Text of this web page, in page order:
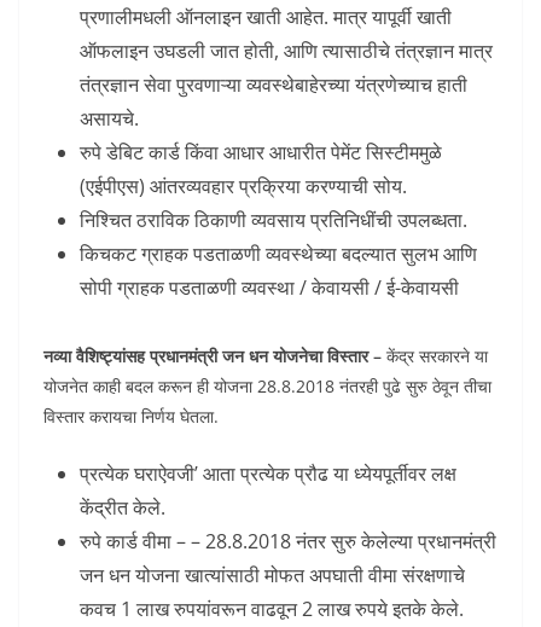
प्रणालीमधली ऑनलाइन खाती आहेत. मात्र यापूर्वी खाती
ऑफलाइन उघडली जात होती, आणि त्यासाठीचे तंत्रज्ञान मात्र
तंत्रज्ञान सेवा पुरवणाऱ्या व्यवस्थेबाहेरच्या यंत्रणेच्याच हाती
असायचे.
रुपे डेबिट कार्ड किंवा आधार आधारीत पेमेंट सिस्टीममुळे
(एईपीएस) आंतरव्यवहार प्रक्रिया करण्याची सोय.
निश्चित ठराविक ठिकाणी व्यवसाय प्रतिनिधींची उपलब्धता.
किचकट ग्राहक पडताळणी व्यवस्थेच्या बदल्यात सुलभ आणि
सोपी ग्राहक पडताळणी व्यवस्था / केवायसी / ई-केवायसी
नव्या वैशिष्ट्यांसह प्रधानमंत्री जन धन योजनेचा विस्तार – केंद्र सरकारने या
योजनेत काही बदल करून ही योजना 28.8.2018 नंतरही पुढे सुरु ठेवून तीचा
विस्तार करायचा निर्णय घेतला.
प्रत्येक घराऐवजी’ आता प्रत्येक प्रौढ या ध्येयपूर्तीवर लक्ष
केंद्रीत केले.
रुपे कार्ड वीमा – – 28.8.2018 नंतर सुरु केलेल्या प्रधानमंत्री
जन धन योजना खात्यांसाठी मोफत अपघाती वीमा संरक्षणाचे
कवच 1 लाख रुपयांवरून वाढवून 2 लाख रुपये इतके केले.